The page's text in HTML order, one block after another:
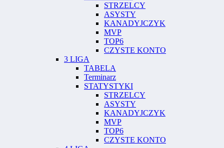
STRZELCY
ASYSTY
KANADYJCZYK
MVP
TOP6
CZYSTE KONTO
3 LIGA
TABELA
Terminarz
STATYSTYKI
STRZELCY
ASYSTY
KANADYJCZYK
MVP
TOP6
CZYSTE KONTO